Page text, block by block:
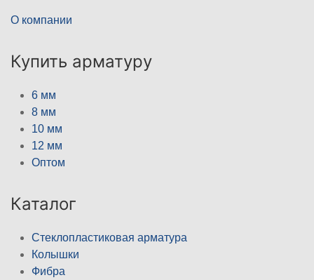
О компании
Купить арматуру
6 мм
8 мм
10 мм
12 мм
Оптом
Каталог
Стеклопластиковая арматура
Колышки
Фибра